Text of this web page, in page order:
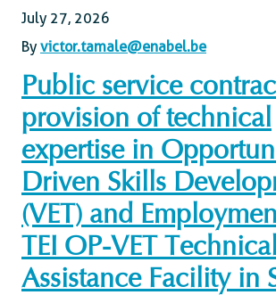
July 27, 2026
By victor.tamale@enabel.be
Public service
provision of technical
expertise in
Driven Skills
(VET) and
TEI OP-VET Technical
Assistance Facility in